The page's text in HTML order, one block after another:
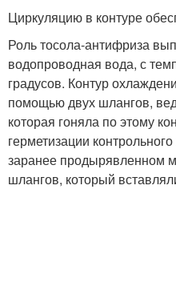
Циркуляцию в контуре
Роль тосола-антифриза
водопроводная вода, с
градусов. Контур
помощью двух шлангов,
которая гоняла по этому
герметизации
заранее продырявленном
шлангов, который